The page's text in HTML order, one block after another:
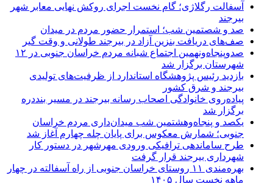
آسفالت رگلاژی؛ گام نخست اجرای روکش نهایی معابر شهر
بیرجند
صد و شصتمین شب؛ استمرار حضور مردم در میدان
صف‌های دریافت بنزین آزاد در بیرجند طولانی و وقت گیر
صدوپنجاه‌ونهمین اجتماع شبانه مردم خراسان جنوبی در ۱۲
شهرستان برگزار شد
بازدید رئیس پژوهشگاه استاندارد از ظرفیت‌های تولیدی
بیرجند و شرق کشور
پیاده‌روی خانوادگی اصحاب رسانه بیرجند در مسیر بنددره
برگزار شد
یکصد و پنجاه‌وهشتمین شب میدان‌داری مردم خراسان
جنوبی؛ شمارش معکوس برای پایان چله چهارم آغاز شد
طرح ساماندهی ترافیکی ورودی مهرشهر در دستور کار
شهرداری بیرجند قرار گرفت
بهره‌مندی ۱۱ روستای خراسان جنوبی از راه آسفالته در چهار
ماهه نخست سال ۱۴۰۵